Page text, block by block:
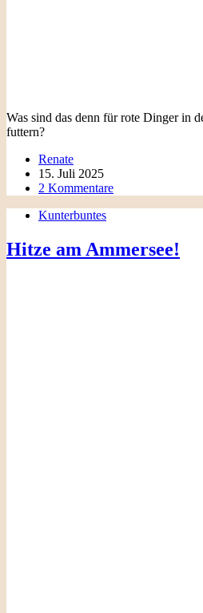
Was sind das denn für rote Dinger in
futtern?
Renate
15. Juli 2025
2 Kommentare
Kunterbuntes
Hitze am Ammersee!